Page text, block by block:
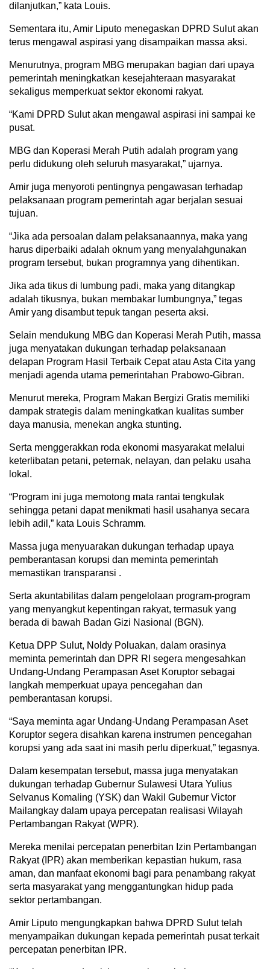
dilanjutkan,” kata Louis.
Sementara itu, Amir Liputo menegaskan DPRD Sulut akan
terus mengawal aspirasi yang disampaikan massa aksi.
Menurutnya, program MBG merupakan bagian dari upaya
pemerintah meningkatkan kesejahteraan masyarakat
sekaligus memperkuat sektor ekonomi rakyat.
“Kami DPRD Sulut akan mengawal aspirasi ini sampai ke
pusat.
MBG dan Koperasi Merah Putih adalah program yang
perlu didukung oleh seluruh masyarakat,” ujarnya.
Amir juga menyoroti pentingnya pengawasan terhadap
pelaksanaan program pemerintah agar berjalan sesuai
tujuan.
“Jika ada persoalan dalam pelaksanaannya, maka yang
harus diperbaiki adalah oknum yang menyalahgunakan
program tersebut, bukan programnya yang dihentikan.
Jika ada tikus di lumbung padi, maka yang ditangkap
adalah tikusnya, bukan membakar lumbungnya,” tegas
Amir yang disambut tepuk tangan peserta aksi.
Selain mendukung MBG dan Koperasi Merah Putih, massa
juga menyatakan dukungan terhadap pelaksanaan
delapan Program Hasil Terbaik Cepat atau Asta Cita yang
menjadi agenda utama pemerintahan Prabowo-Gibran.
Menurut mereka, Program Makan Bergizi Gratis memiliki
dampak strategis dalam meningkatkan kualitas sumber
daya manusia, menekan angka stunting.
Serta menggerakkan roda ekonomi masyarakat melalui
keterlibatan petani, peternak, nelayan, dan pelaku usaha
lokal.
“Program ini juga memotong mata rantai tengkulak
sehingga petani dapat menikmati hasil usahanya secara
lebih adil,” kata Louis Schramm.
Massa juga menyuarakan dukungan terhadap upaya
pemberantasan korupsi dan meminta pemerintah
memastikan transparansi .
Serta akuntabilitas dalam pengelolaan program-program
yang menyangkut kepentingan rakyat, termasuk yang
berada di bawah Badan Gizi Nasional (BGN).
Ketua DPP Sulut, Noldy Poluakan, dalam orasinya
meminta pemerintah dan DPR RI segera mengesahkan
Undang-Undang Perampasan Aset Koruptor sebagai
langkah memperkuat upaya pencegahan dan
pemberantasan korupsi.
“Saya meminta agar Undang-Undang Perampasan Aset
Koruptor segera disahkan karena instrumen pencegahan
korupsi yang ada saat ini masih perlu diperkuat,” tegasnya.
Dalam kesempatan tersebut, massa juga menyatakan
dukungan terhadap Gubernur Sulawesi Utara Yulius
Selvanus Komaling (YSK) dan Wakil Gubernur Victor
Mailangkay dalam upaya percepatan realisasi Wilayah
Pertambangan Rakyat (WPR).
Mereka menilai percepatan penerbitan Izin Pertambangan
Rakyat (IPR) akan memberikan kepastian hukum, rasa
aman, dan manfaat ekonomi bagi para penambang rakyat
serta masyarakat yang menggantungkan hidup pada
sektor pertambangan.
Amir Liputo mengungkapkan bahwa DPRD Sulut telah
menyampaikan dukungan kepada pemerintah pusat terkait
percepatan penerbitan IPR.